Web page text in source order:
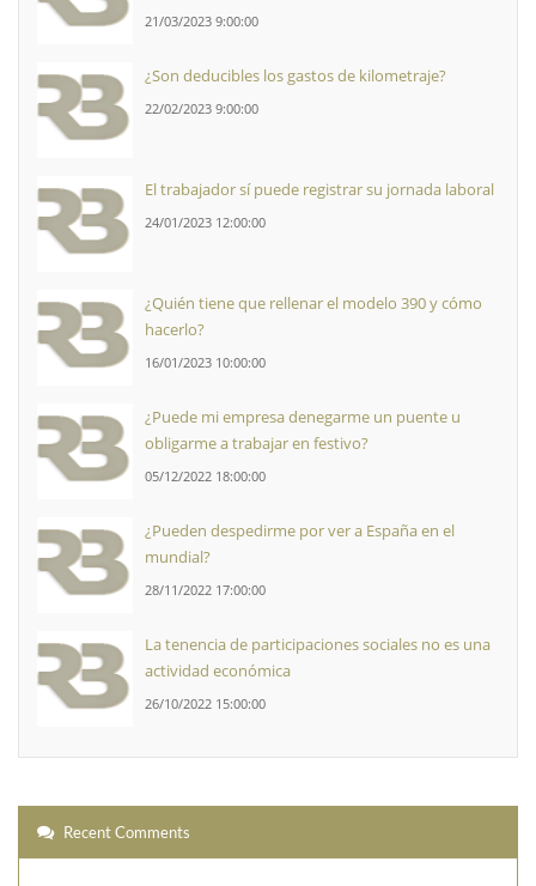
21/03/2023 9:00:00
¿Son deducibles los gastos de kilometraje?
22/02/2023 9:00:00
El trabajador sí puede registrar su jornada laboral
24/01/2023 12:00:00
¿Quién tiene que rellenar el modelo 390 y cómo
hacerlo?
16/01/2023 10:00:00
¿Puede mi empresa denegarme un puente u
obligarme a trabajar en festivo?
05/12/2022 18:00:00
¿Pueden despedirme por ver a España en el
mundial?
28/11/2022 17:00:00
La tenencia de participaciones sociales no es una
actividad económica
26/10/2022 15:00:00
Recent Comments